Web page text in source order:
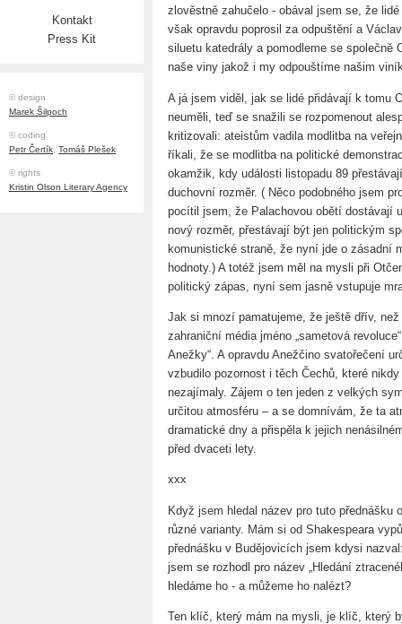
Kontakt
Press Kit
© design
Marek Šilpoch
© coding
Petr Čertík, Tomáš Plešek
© rights
Kristin Olson Literary Agency
zlověstně zahučelo - obával jsem se, že
však opravdu poprosil za odpuštění a
siluetu katedrály a pomodleme se společně
naše viny jakož i my odpouštíme našim
A já jsem viděl, jak se lidé přidávají k tomu
neuměli, teď se snažili se rozpomenout
kritizovali: ateistům vadila modlitba na
říkali, že se modlitba na politické
okamžik, kdy události listopadu 89
duchovní rozměr. ( Něco podobného jsem
pocítil jsem, že Palachovou obětí dostávají
nový rozměr, přestávají být jen politickým
komunistické straně, že nyní jde o zásadní
hodnoty.) A totéž jsem měl na mysli při
politický zápas, nyní sem jasně vstupuje
Jak si mnozí pamatujeme, že ještě dřív,
zahraniční média jméno „sametová
Anežky“. A opravdu Anežčino svatořečení
vzbudilo pozornost i těch Čechů, které
nezajímaly. Zájem o ten jeden z velkých
určitou atmosféru – a se domnívám, že ta
dramatické dny a přispěla k jejich
před dvaceti lety.
xxx
Když jsem hledal název pro tuto
různé varianty. Mám si od Shakespeara
přednášku v Budějovicích jsem kdysi
jsem se rozhodl pro název „Hledání
hledáme ho - a můžeme ho nalézt?
Ten klíč, který mám na mysli, je klíč, který